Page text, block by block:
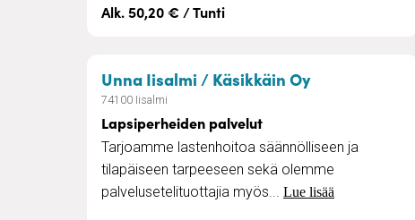
Alk. 50,20 € / Tunti
Unna Iisalmi / Käsikkäin Oy–
74100 Iisalmi
Lapsiperheiden palvelut
Tarjoamme lastenhoitoa säännölliseen ja
tilapäiseen tarpeeseen sekä olemme
palvelusetelituottajia myös... Lue lisää